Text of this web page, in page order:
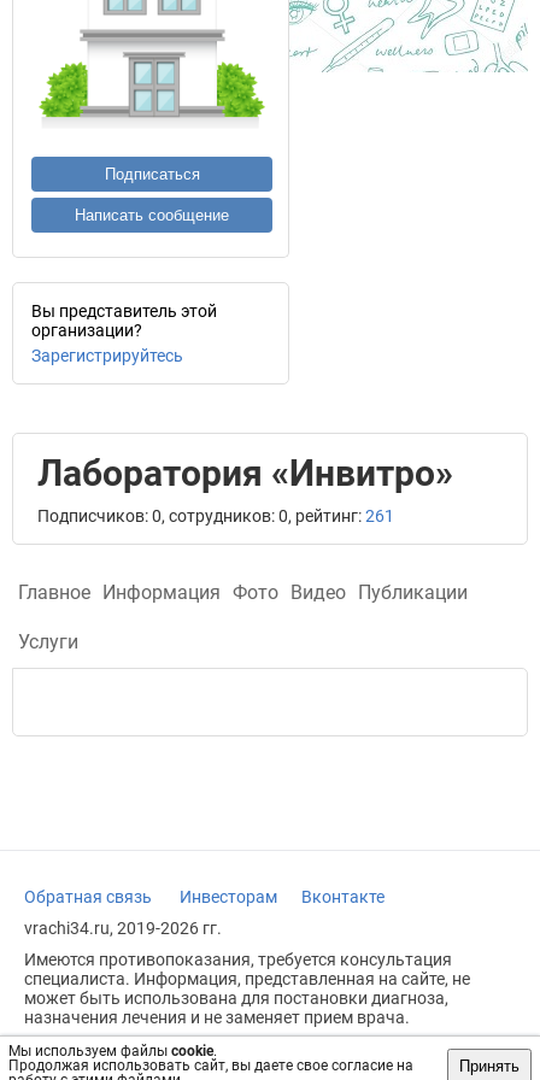
Мы используем файлы cookie.
Продолжая использовать сайт, вы даете свое согласие на
Принять
Подписаться
Написать сообщение
Вы представитель этой
организации?
Зарегистрируйтесь
Лаборатория «Инвитро»
Подписчиков: 0, сотрудников: 0, рейтинг:261
Главное Информация Фото Видео Публикации
Услуги
Обратная связь Инвесторам
Вконтакте
vrachi34.ru, 2019-2026 гг.
Имеются противопоказания, требуется консультация
специалиста. Информация, представленная на сайте, не
может быть использована для постановки диагноза,
назначения лечения и не заменяет прием врача.
Возрастное ограничение: 18+